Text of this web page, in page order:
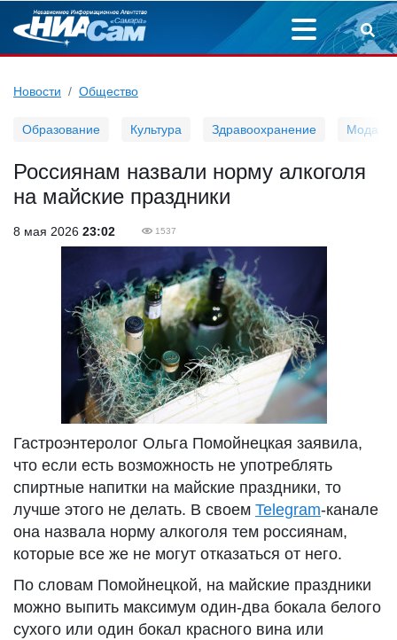
Новости Общество
Образование Культура Здравоохранение Мода
Россиянам назвали норму алкоголя
на майские праздники
8 мая 2026 23:02 1537
Гастроэнтеролог Ольга Помойнецкая заявила,
что если есть возможность не употреблять
спиртные напитки на майские праздники, то
лучше этого не делать. В своем Telegram-канале
она назвала норму алкоголя тем россиянам,
которые все же не могут отказаться от него.
По словам Помойнецкой, на майские праздники
можно выпить максимум один-два бокала белого
сухого или один бокал красного вина или